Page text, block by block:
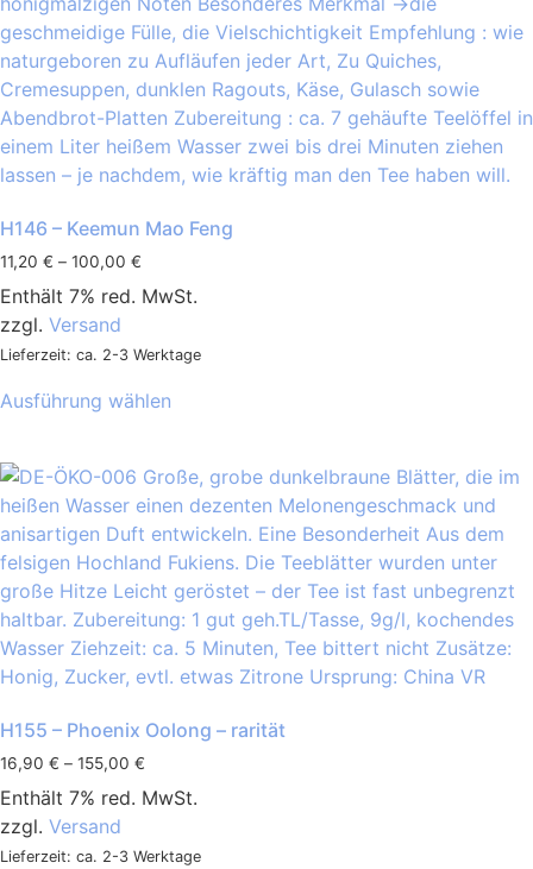
H146 – Keemun Mao Feng
11,20 € – 100,00 €
Enthält 7% red. MwSt.
zzgl. Versand
Lieferzeit: ca. 2-3 Werktage
Ausführung wählen
H155 – Phoenix Oolong – rarität
16,90 € – 155,00 €
Enthält 7% red. MwSt.
zzgl. Versand
Lieferzeit: ca. 2-3 Werktage